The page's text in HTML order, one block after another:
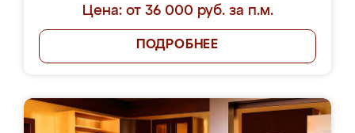
Цена: от 36 000 руб. за п.м.
ПОДРОБНЕЕ